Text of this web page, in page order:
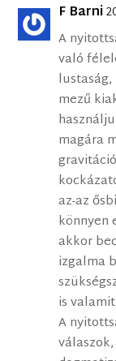
F Barni
A
való
mezű
magára
az-az
könnyen
akkor
izgalma
is
A